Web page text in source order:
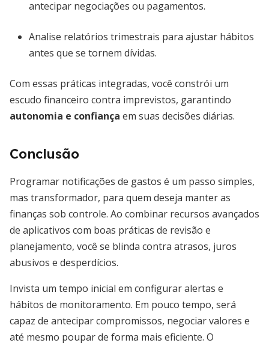
antecipar negociações ou pagamentos.
Analise relatórios trimestrais para ajustar hábitos
antes que se tornem dívidas.
Com essas práticas integradas, você constrói um
escudo financeiro contra imprevistos, garantindo
autonomia e confiança em suas decisões diárias.
Conclusão
Programar notificações de gastos é um passo simples,
mas transformador, para quem deseja manter as
finanças sob controle. Ao combinar recursos avançados
de aplicativos com boas práticas de revisão e
planejamento, você se blinda contra atrasos, juros
abusivos e desperdícios.
Invista um tempo inicial em configurar alertas e
hábitos de monitoramento. Em pouco tempo, será
capaz de antecipar compromissos, negociar valores e
até mesmo poupar de forma mais eficiente. O